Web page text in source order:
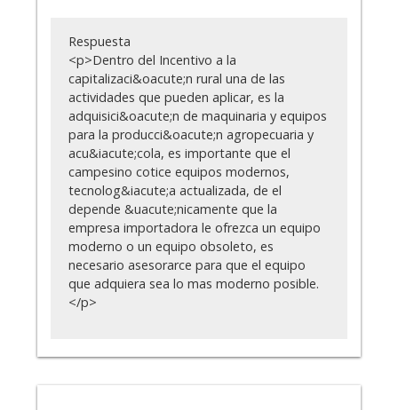
Respuesta
<p>Dentro del Incentivo a la
capitalizaci&oacute;n rural una de las
actividades que pueden aplicar, es la
adquisici&oacute;n de maquinaria y equipos
para la producci&oacute;n agropecuaria y
acu&iacute;cola, es importante que el
campesino cotice equipos modernos,
tecnolog&iacute;a actualizada, de el
depende &uacute;nicamente que la
empresa importadora le ofrezca un equipo
moderno o un equipo obsoleto, es
necesario asesorarce para que el equipo
que adquiera sea lo mas moderno posible.
</p>